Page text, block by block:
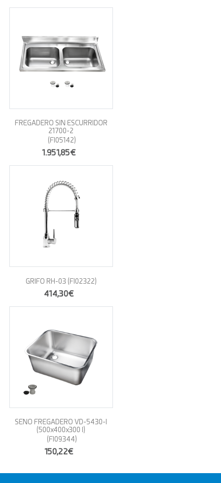
FREGADERO SIN ESCURRIDOR
21700-2
(FI05142)
1.951,85€
GRIFO RH-03 (FI02322)
414,30€
SENO FREGADERO VD-5430-I
(500x400x300 I)
(FI09344)
150,22€